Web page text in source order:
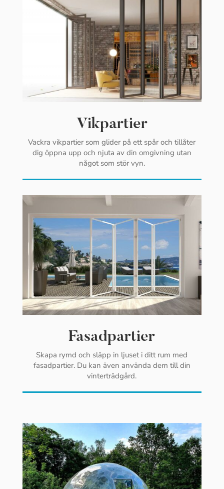
Vikpartier
Vackra vikpartier som glider på ett spår och tillåter
dig öppna upp och njuta av din omgivning utan
något som stör vyn.
Fasadpartier
Skapa rymd och släpp in ljuset i ditt rum med
fasadpartier. Du kan även använda dem till din
vinterträdgård.